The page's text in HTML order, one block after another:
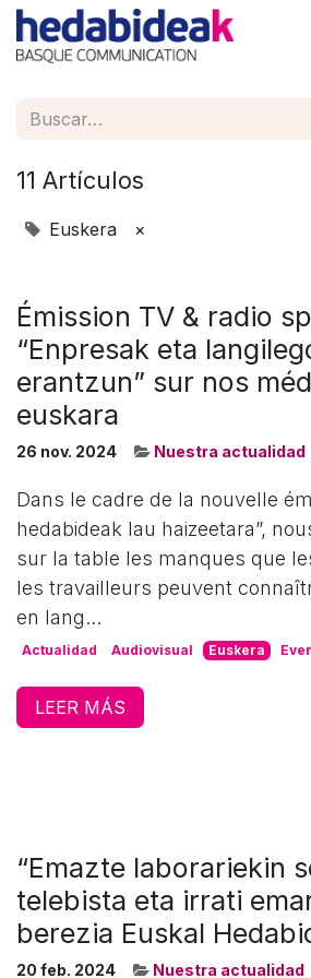
11 Artículos
Euskera ×
Émission TV & radio
“Enpresak eta
erantzun” sur nos
euskara
26 nov. 2024 Nuestra actualidad
Dans le cadre de la nouvelle
hedabideak lau haizeetara”,
sur la table les manques que
les travailleurs peuvent
en lang...
Actualidad Audiovisual Euskera
LEER MÁS
“Emazte laborariekin
telebista eta irrati
berezia Euskal
20 feb. 2024 Nuestra actualidad